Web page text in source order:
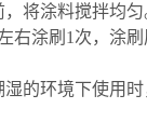
将涂料搅拌均匀
右涂刷1次，涂刷
湿的环境下使用